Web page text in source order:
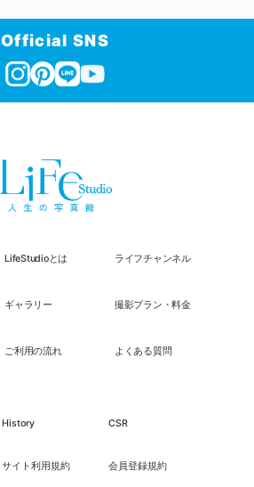
Official SNS
LifeStudioとは ライフチャンネル
ギャラリー 撮影プラン・料金
ご利用の流れ よくある質問
History CSR
サイト利用規約 会員登録規約